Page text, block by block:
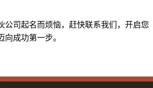
公司起名而烦恼，赶快联系我们，开启您
向成功第一步。